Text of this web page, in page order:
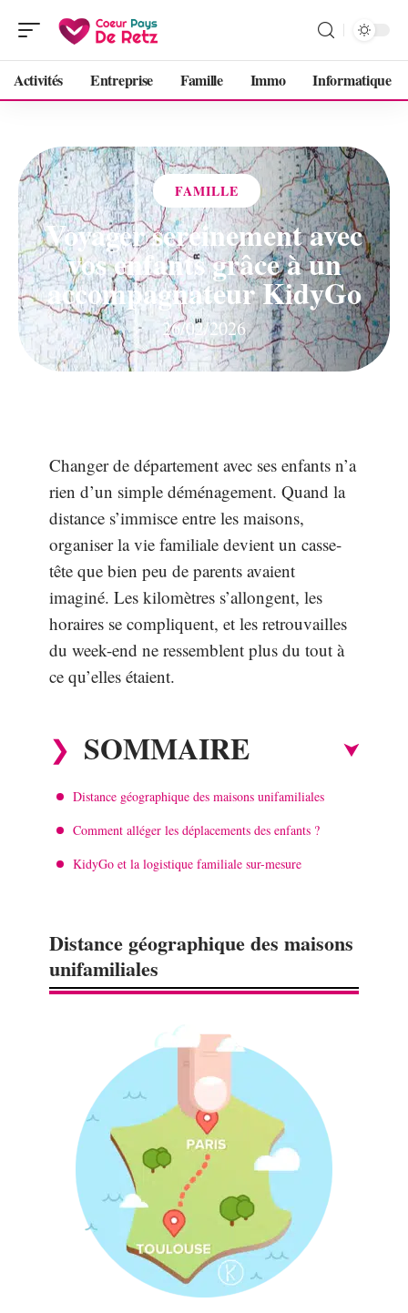
Activités Entreprise Famille Immo Informatique
FAMILLE
Voyager sereinement avec
vos enfants grâce à un
accompagnateur KidyGo
26/02/2026
Changer de département avec ses enfants n’a
rien d’un simple déménagement. Quand la
distance s’immisce entre les maisons,
organiser la vie familiale devient un casse-
tête que bien peu de parents avaient
imaginé. Les kilomètres s’allongent, les
horaires se compliquent, et les retrouvailles
du week-end ne ressemblent plus du tout à
ce qu’elles étaient.
SOMMAIRE
Distance géographique des maisons unifamiliales
Comment alléger les déplacements des enfants ?
KidyGo et la logistique familiale sur-mesure
Distance géographique des maisons
unifamiliales